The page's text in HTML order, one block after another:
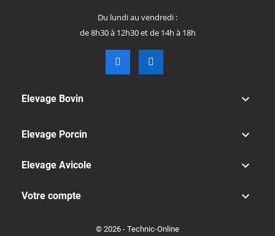
Du lundi au vendredi :
de 8h30 à 12h30 et de 14h à 18h
Elevage Bovin 
Elevage Porcin 
Elevage Avicole 
Votre compte 
© 2026 - Technic-Online